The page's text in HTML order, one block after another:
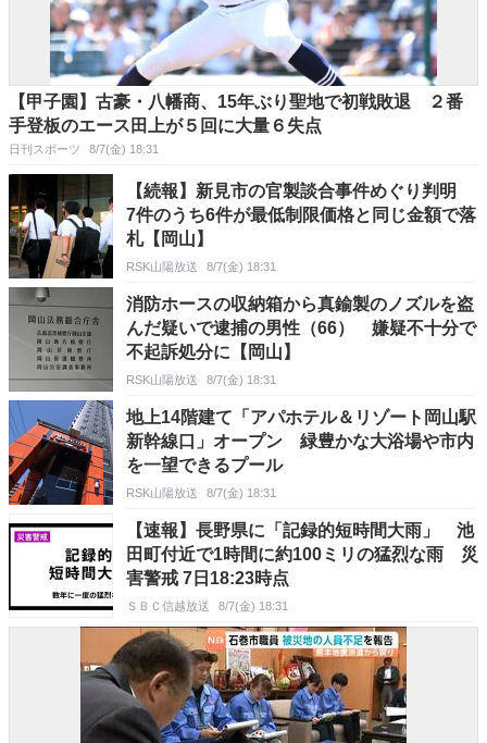
【甲子園】古豪・八幡商、15年ぶり聖地で初戦敗退 ２番
手登板のエース田上が５回に大量６失点
日刊スポーツ 8/7(金) 18:31
【続報】新見市の官製談合事件めぐり判明
7件のうち6件が最低制限価格と同じ金額で落
札【岡山】
RSK山陽放送 8/7(金) 18:31
消防ホースの収納箱から真鍮製のノズルを盗
んだ疑いで逮捕の男性（66） 嫌疑不十分で
不起訴処分に【岡山】
RSK山陽放送 8/7(金) 18:31
地上14階建て「アパホテル＆リゾート岡山駅
新幹線口」オープン 緑豊かな大浴場や市内
を一望できるプール
RSK山陽放送 8/7(金) 18:31
【速報】長野県に「記録的短時間大雨」 池
田町付近で1時間に約100ミリの猛烈な雨 災
害警戒 7日18:23時点
ＳＢＣ信越放送 8/7(金) 18:31